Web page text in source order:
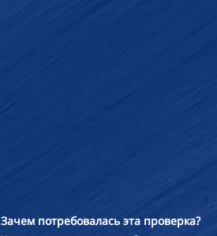
Зачем потребовалась эта проверка?